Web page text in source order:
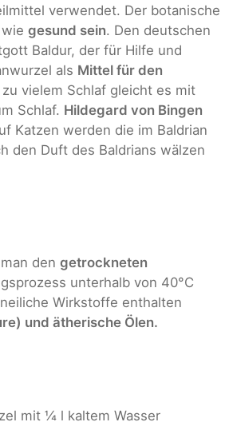
verwendet. Der botanische
gesund sein. Den deutschen
Baldur, der für Hilfe und
als Mittel für den
vielem Schlaf gleicht es mit
Schlaf. Hildegard von Bingen
Katzen werden die im Baldrian
den Duft des Baldrians wälzen
den getrockneten
unterhalb von 40°C
Wirkstoffe enthalten
und ätherische Ölen.
mit ¼ l kaltem Wasser